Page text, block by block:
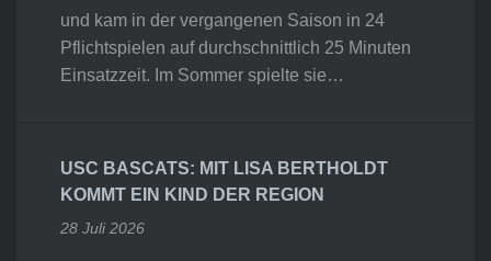
und kam in der vergangenen Saison in 24
Pflichtspielen auf durchschnittlich 25 Minuten
Einsatzzeit. Im Sommer spielte sie…
USC BASCATS: MIT LISA BERTHOLDT
KOMMT EIN KIND DER REGION
28 Juli 2026